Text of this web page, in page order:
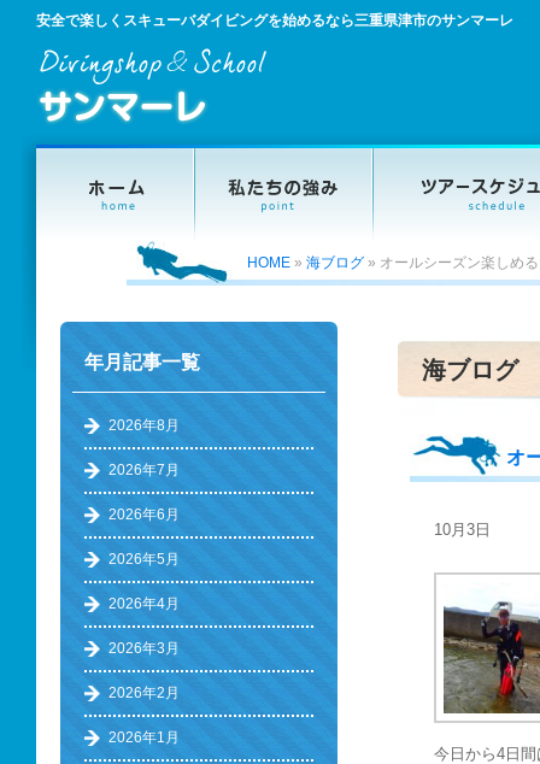
安全で楽しくスキューバダイビングを始めるなら三重県津市のサンマーレ
HOME » 海ブログ » オールシーズン楽しめ
海ブログ
オ
10月3日
今日から4日
年月記事一覧
2026年8月
2026年7月
2026年6月
2026年5月
2026年4月
2026年3月
2026年2月
2026年1月